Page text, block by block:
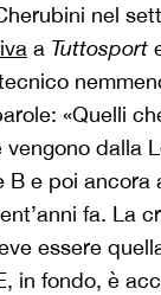
nel
a Tuttosport
«Quelli
dalla
B e poi ancora
fa. La
essere
in fondo, è